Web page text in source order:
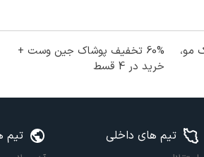
مو،
60% تخفیف پوشاک جین وست +
خرید در 4 قسط
تیم های داخلی تیم